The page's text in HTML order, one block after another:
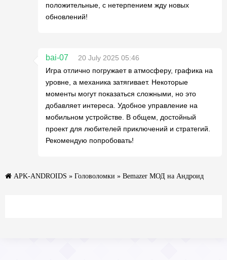
положительные, с нетерпением жду новых
обновлений!
bai-07
20 July 2025 05:46
Игра отлично погружает в атмосферу, графика на
уровне, а механика затягивает. Некоторые
моменты могут показаться сложными, но это
добавляет интереса. Удобное управление на
мобильном устройстве. В общем, достойный
проект для любителей приключений и стратегий.
Рекомендую попробовать!
APK-ANDROIDS » Головоломки » Bemazer МОД на Андроид